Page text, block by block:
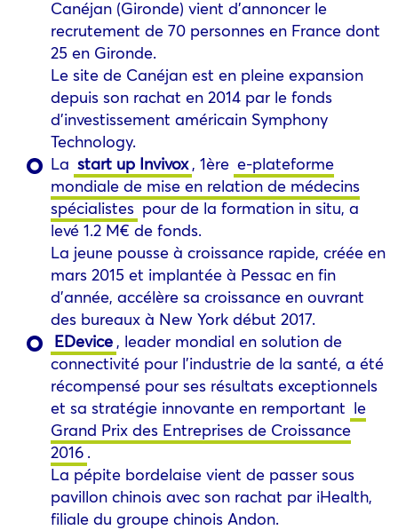
Canéjan (Gironde) vient d’annoncer le
recrutement de 70 personnes en France dont
25 en Gironde.
Le site de Canéjan est en pleine expansion
depuis son rachat en 2014 par le fonds
d’investissement américain Symphony
Technology.
La start up Invivox , 1ère e-plateforme
mondiale de mise en relation de médecins
spécialistes pour de la formation in situ, a
levé 1.2 M€ de fonds.
La jeune pousse à croissance rapide, créée en
mars 2015 et implantée à Pessac en fin
d’année, accélère sa croissance en ouvrant
des bureaux à New York début 2017.
EDevice , leader mondial en solution de
connectivité pour l’industrie de la santé, a été
récompensé pour ses résultats exceptionnels
et sa stratégie innovante en remportant le
Grand Prix des Entreprises de Croissance
2016 .
La pépite bordelaise vient de passer sous
pavillon chinois avec son rachat par iHealth,
filiale du groupe chinois Andon.